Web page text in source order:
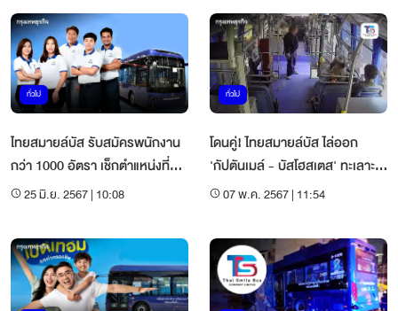
ทั่วไป
ไทยสมายล์บัส รับสมัครพนักงาน
กว่า 1000 อัตรา เช็กตำแหน่งที่
เปิดรับได้ที่นี่
25 มิ.ย. 2567 | 10:08
ทั่วไป
โดนคู่! ไทยสมายล์บัส ไล่ออก
'กัปตันเมล์ - บัสโฮสเตส' ทะเลาะ
กับผู้โดยสาร
07 พ.ค. 2567 | 11:54